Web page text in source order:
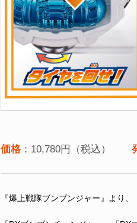
価格 ：10,780円（税込）
『爆上戦隊ブンブンジャー』より